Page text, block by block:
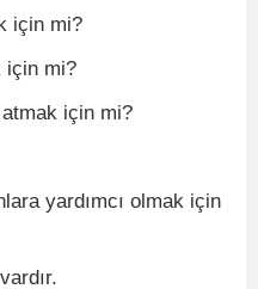
için mi?
için mi?
için mi?
yardımcı olmak için